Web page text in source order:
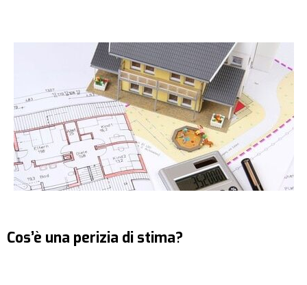
Cos’è una perizia di stima?